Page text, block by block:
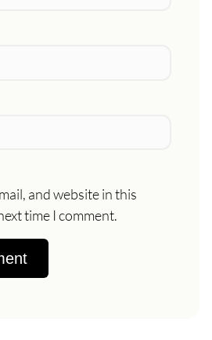
and website in this
time I comment.